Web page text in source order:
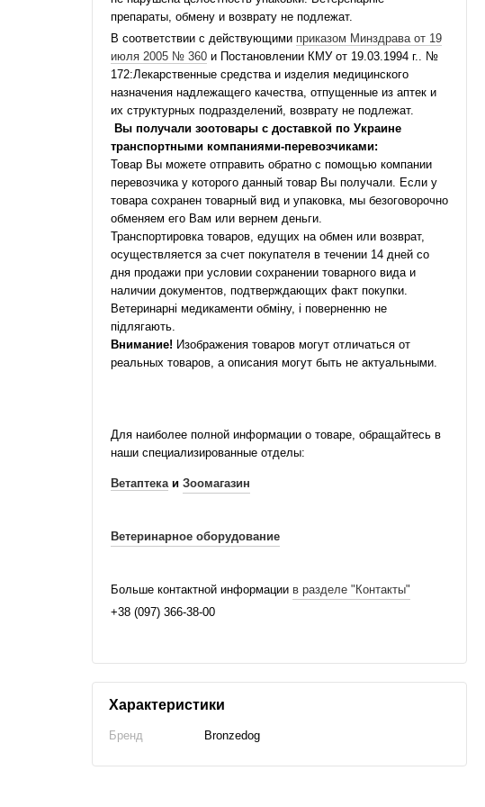
препараты, обмену и возврату не подлежат.
В соответствии с действующими приказом Минздрава от 19
июля 2005 № 360и Постановлении КМУ от 19.03.1994 г.. №
172:Лекарственные средства и изделия медицинского
назначения надлежащего качества, отпущенные из аптек и
их структурных подразделений, возврату не подлежат.
Вы получали зоотовары с доставкой по Украине
транспортными компаниями-перевозчиками:
Товар Вы можете отправить обратно с помощью компании
перевозчика у которого данный товар Вы получали. Если у
товара сохранен товарный вид и упаковка, мы безоговорочно
обменяем его Вам или вернем деньги.
Транспортировка товаров, едущих на обмен или возврат,
осуществляется за счет покупателя в течении 14 дней со
дня продажи при условии сохранении товарного вида и
наличии документов, подтверждающих факт покупки.
Ветеринарні медикаменти обміну, і поверненню не
підлягають.
Внимание! Изображения товаров могут отличаться от
реальных товаров, а описания могут быть не актуальными.
Для наиболее полной информации о товаре, обращайтесь в
наши специализированные отделы:
Ветаптекаи Зоомагазин
Ветеринарное оборудование
Больше контактной информации в разделе "Контакты"
+38 (097) 366-38-00
Характеристики
Бренд Bronzedog